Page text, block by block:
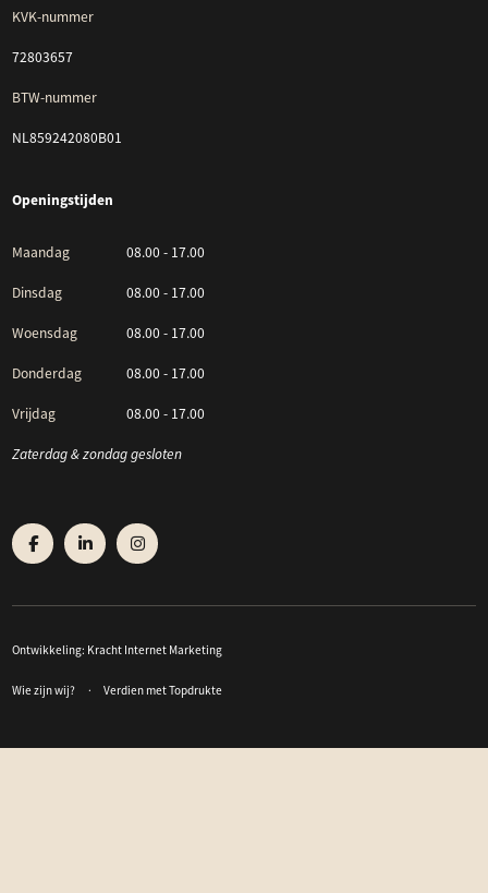
KVK-nummer
72803657
BTW-nummer
NL859242080B01
Openingstijden
Maandag 08.00 - 17.00
Dinsdag 08.00 - 17.00
Woensdag 08.00 - 17.00
Donderdag 08.00 - 17.00
Vrijdag 08.00 - 17.00
Zaterdag & zondag gesloten
Ontwikkeling: Kracht Internet Marketing
Wie zijn wij? Verdien met Topdrukte